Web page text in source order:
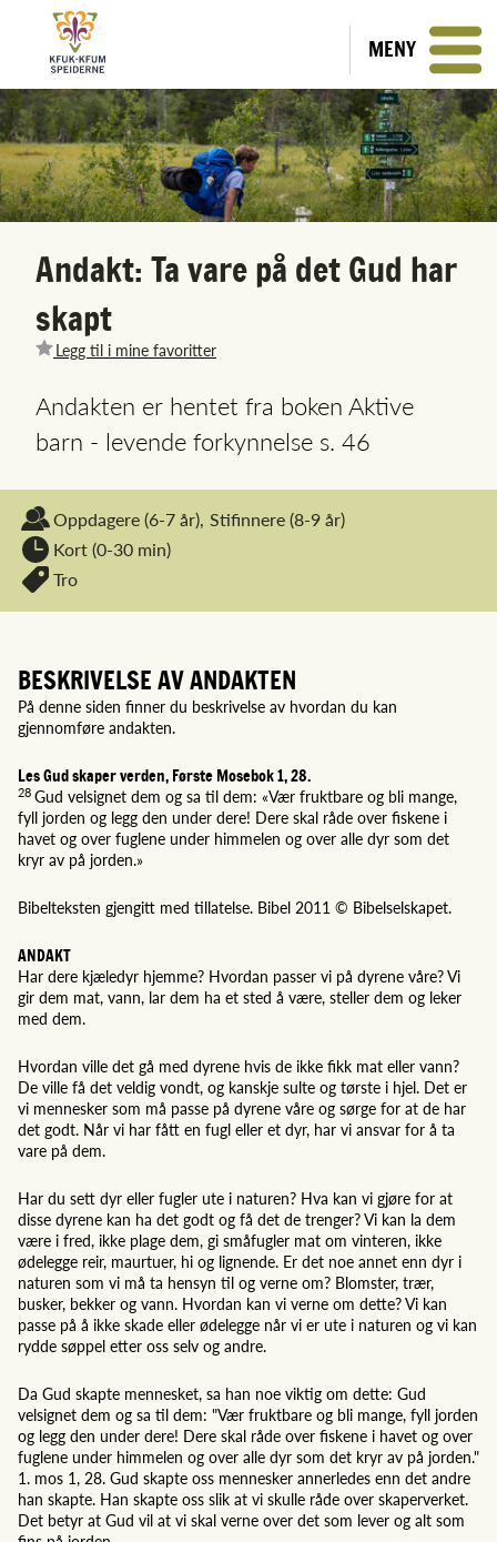
MENY
Andakt: Ta vare på det Gud har
skapt
Legg til i mine favoritter
Andakten er hentet fra boken Aktive
barn - levende forkynnelse s. 46
Oppdagere(6-7 år), Stifinnere(8-9 år)
Kort (0-30 min)
Tro
BESKRIVELSE AV ANDAKTEN
På denne siden finner du beskrivelse av hvordan du kan
gjennomføre andakten.
Les Gud skaper verden, Første Mosebok 1, 28.
28 Gud velsignet dem og sa til dem: «Vær fruktbare og bli mange,
fyll jorden og legg den under dere! Dere skal råde over fiskene i
havet og over fuglene under himmelen og over alle dyr som det
kryr av på jorden.»
Bibelteksten gjengitt med tillatelse. Bibel 2011 © Bibelselskapet.
ANDAKT
Har dere kjæledyr hjemme? Hvordan passer vi på dyrene våre? Vi
gir dem mat, vann, lar dem ha et sted å være, steller dem og leker
med dem.
Hvordan ville det gå med dyrene hvis de ikke fikk mat eller vann?
De ville få det veldig vondt, og kanskje sulte og tørste i hjel. Det er
vi mennesker som må passe på dyrene våre og sørge for at de har
det godt. Når vi har fått en fugl eller et dyr, har vi ansvar for å ta
vare på dem.
Har du sett dyr eller fugler ute i naturen? Hva kan vi gjøre for at
disse dyrene kan ha det godt og få det de trenger? Vi kan la dem
være i fred, ikke plage dem, gi småfugler mat om vinteren, ikke
ødelegge reir, maurtuer, hi og lignende. Er det noe annet enn dyr i
naturen som vi må ta hensyn til og verne om? Blomster, trær,
busker, bekker og vann. Hvordan kan vi verne om dette? Vi kan
passe på å ikke skade eller ødelegge når vi er ute i naturen og vi kan
rydde søppel etter oss selv og andre.
Da Gud skapte mennesket, sa han noe viktig om dette: Gud
velsignet dem og sa til dem: "Vær fruktbare og bli mange, fyll jorden
og legg den under dere! Dere skal råde over fiskene i havet og over
fuglene under himmelen og over alle dyr som det kryr av på jorden."
1. mos 1, 28. Gud skapte oss mennesker annerledes enn det andre
han skapte. Han skapte oss slik at vi skulle råde over skaperverket.
Det betyr at Gud vil at vi skal verne over det som lever og alt som